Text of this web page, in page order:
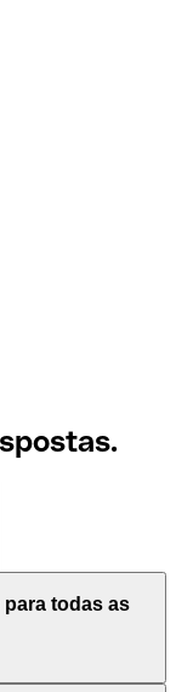
Worldwide
para
onde se
todas as